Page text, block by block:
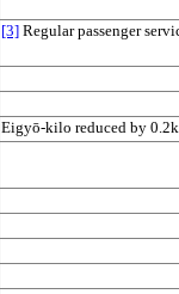
[3] Regular passenger
Eigyō-kilo reduced by